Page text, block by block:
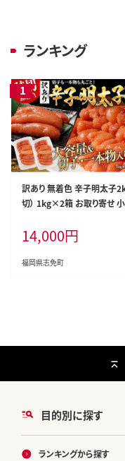
ランキング
訳あり 無着色 辛子明太子
切） 1kg×2箱 お取り寄せ
んたいこ お取り寄せグルメ
岡 お土産 ギフト 海鮮 業務用
ぷり HACCP認定
14,000円
福岡県志免町
目的別に探す
ランキングから探す